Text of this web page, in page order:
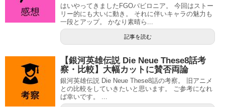
はいやってきましたFGOバビロニア。 今回はストー
リー的にも大いに動き。 それに伴いキャラの魅力も
一段とアップ。 かなり素晴ら...
記事を読む
【銀河英雄伝説 Die Neue These8話考
察・比較】大幅カットに賛否両論
銀河英雄伝説 Die Neue These8話の考察。 旧アニメ
との比較をしていきたいと思います。 ご参考になれ
ば幸いです。 ...